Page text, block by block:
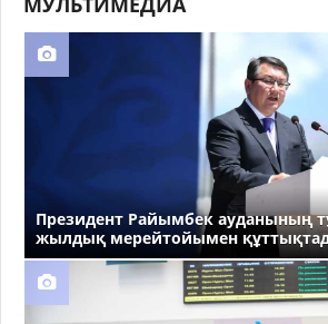
Президент Райымбек ауданының
жылдық мерейтойымен